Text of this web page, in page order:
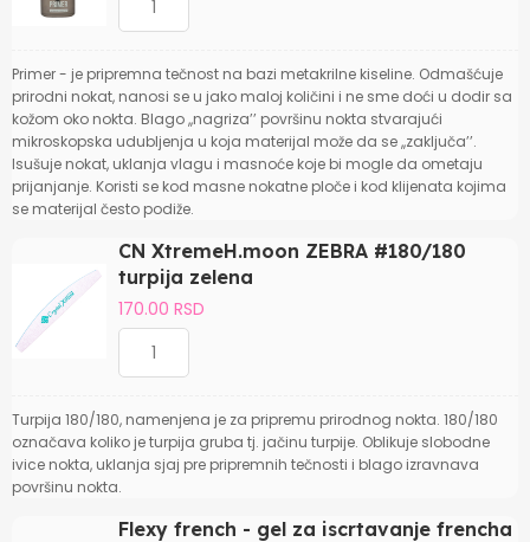
Primer - je pripremna tečnost na bazi metakrilne kiseline. Odmašćuje
prirodni nokat, nanosi se u jako maloj količini i ne sme doći u dodir sa
kožom oko nokta. Blago ,,nagriza’’ površinu nokta stvarajući
mikroskopska udubljenja u koja materijal može da se ,,zaključa’’.
Isušuje nokat, uklanja vlagu i masnoće koje bi mogle da ometaju
prijanjanje. Koristi se kod masne nokatne ploče i kod klijenata kojima
se materijal često podiže.
CN XtremeH.moon ZEBRA #180/180
turpija zelena
170.00 RSD
Turpija 180/180, namenjena je za pripremu prirodnog nokta. 180/180
označava koliko je turpija gruba tj. jačinu turpije. Oblikuje slobodne
ivice nokta, uklanja sjaj pre pripremnih tečnosti i blago izravnava
površinu nokta.
Flexy french - gel za iscrtavanje frencha